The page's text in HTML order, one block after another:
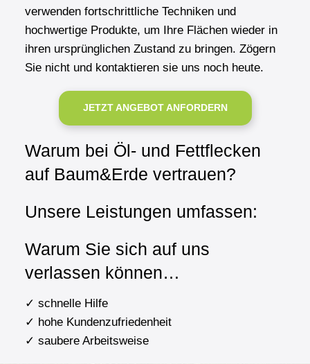
verwenden fortschrittliche Techniken und
hochwertige Produkte, um Ihre Flächen wieder in
ihren ursprünglichen Zustand zu bringen. Zögern
Sie nicht und kontaktieren sie uns noch heute.
JETZT ANGEBOT ANFORDERN
Warum bei Öl- und Fettflecken
auf Baum&Erde vertrauen?
Unsere Leistungen umfassen:
Warum Sie sich auf uns
verlassen können…
✓ schnelle Hilfe
✓ hohe Kundenzufriedenheit
✓ saubere Arbeitsweise